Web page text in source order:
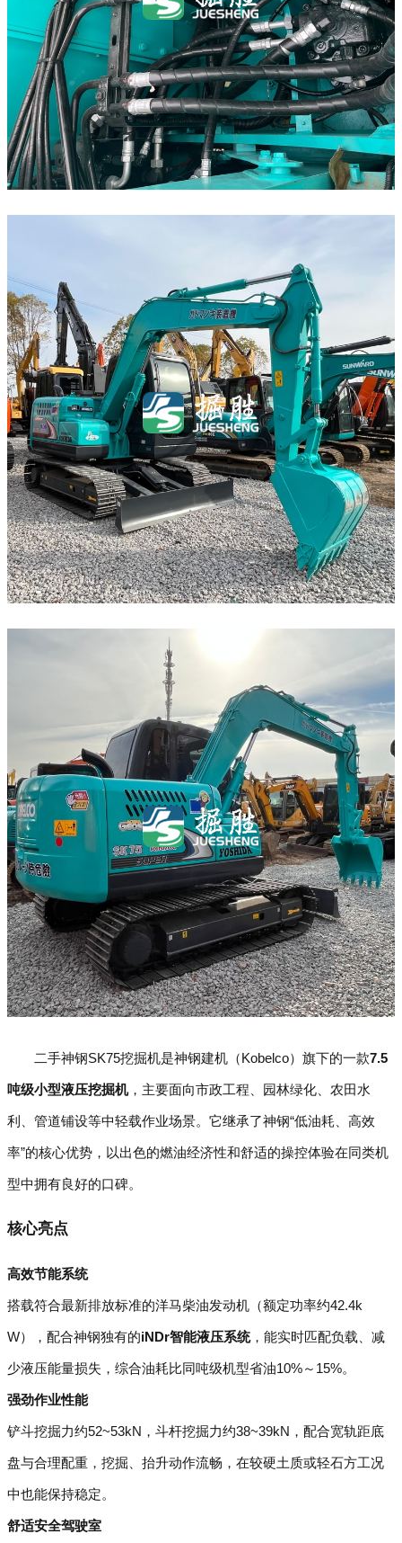
二手神钢SK75挖掘机是神钢建机（Kobelco）旗下的一款7.5
吨级小型液压挖掘机，主要面向市政工程、园林绿化、农田水
利、管道铺设等中轻载作业场景。它继承了神钢“低油耗、高效
率”的核心优势，以出色的燃油经济性和舒适的操控体验在同类机
型中拥有良好的口碑。
核心亮点
高效节能系统
搭载符合最新排放标准的洋马柴油发动机（额定功率约42.4k
W），配合神钢独有的iNDr智能液压系统，能实时匹配负载、减
少液压能量损失，综合油耗比同吨级机型省油10%～15%。
强劲作业性能
铲斗挖掘力约52~53kN，斗杆挖掘力约38~39kN，配合宽轨距底
盘与合理配重，挖掘、抬升动作流畅，在较硬土质或轻石方工况
中也能保持稳定。
舒适安全驾驶室